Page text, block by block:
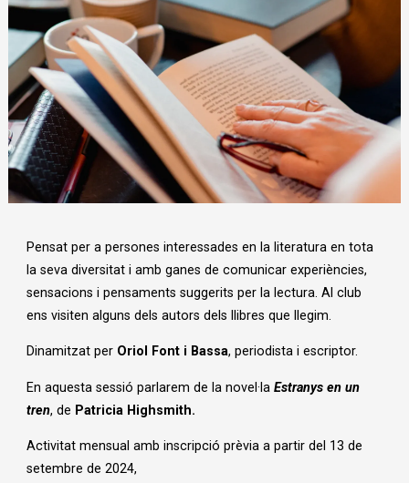
Pensat per a persones interessades en la literatura en tota
la seva diversitat i amb ganes de comunicar experiències,
sensacions i pensaments suggerits per la lectura. Al club
ens visiten alguns dels autors dels llibres que llegim.
Dinamitzat per Oriol Font i Bassa, periodista i escriptor.
En aquesta sessió parlarem de la novel·la Estranys en un
tren, de Patricia Highsmith.
Activitat mensual amb inscripció prèvia a partir del 13 de
setembre de 2024,